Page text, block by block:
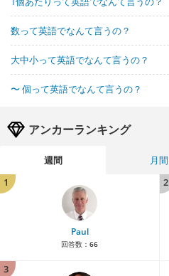
数って英語でなんて言うの？
大中小って英語でなんて言うの？
〜 個って英語でなんて言うの？
アンカーランキング
週間 月間
1
Paul
回答数： 66
2
3